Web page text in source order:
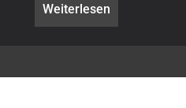
Weiterlesen